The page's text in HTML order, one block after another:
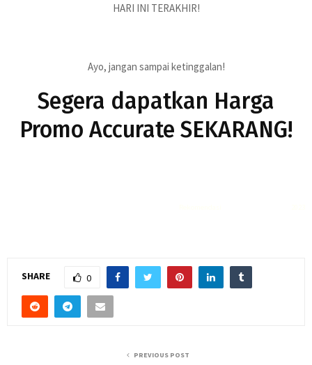
HARI INI TERAKHIR!
Ayo, jangan sampai ketinggalan!
Segera dapatkan Harga
Promo Accurate SEKARANG!
SHARE 0
PREVIOUS POST